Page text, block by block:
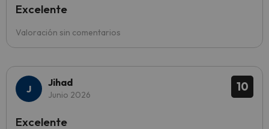
Valoración sin comentarios
Excelente
10
Jihad
Junio 2026
Excelente